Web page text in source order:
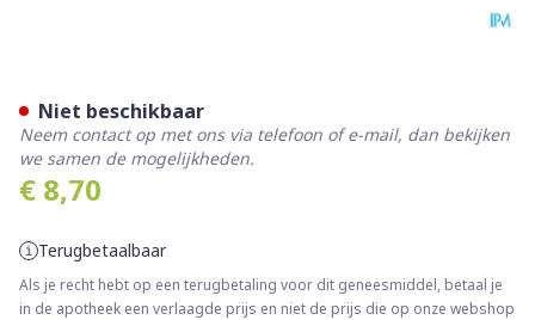
€ 8,70
Terugbetaalbaar
Als je recht hebt op een terugbetaling voor dit geneesmiddel, betaal je
in de apotheek een verlaagde prijs en niet de prijs die op onze webshop
Niet beschikbaar
Neem contact op met ons via telefoon of e-mail, dan bekijken
we samen de mogelijkheden.